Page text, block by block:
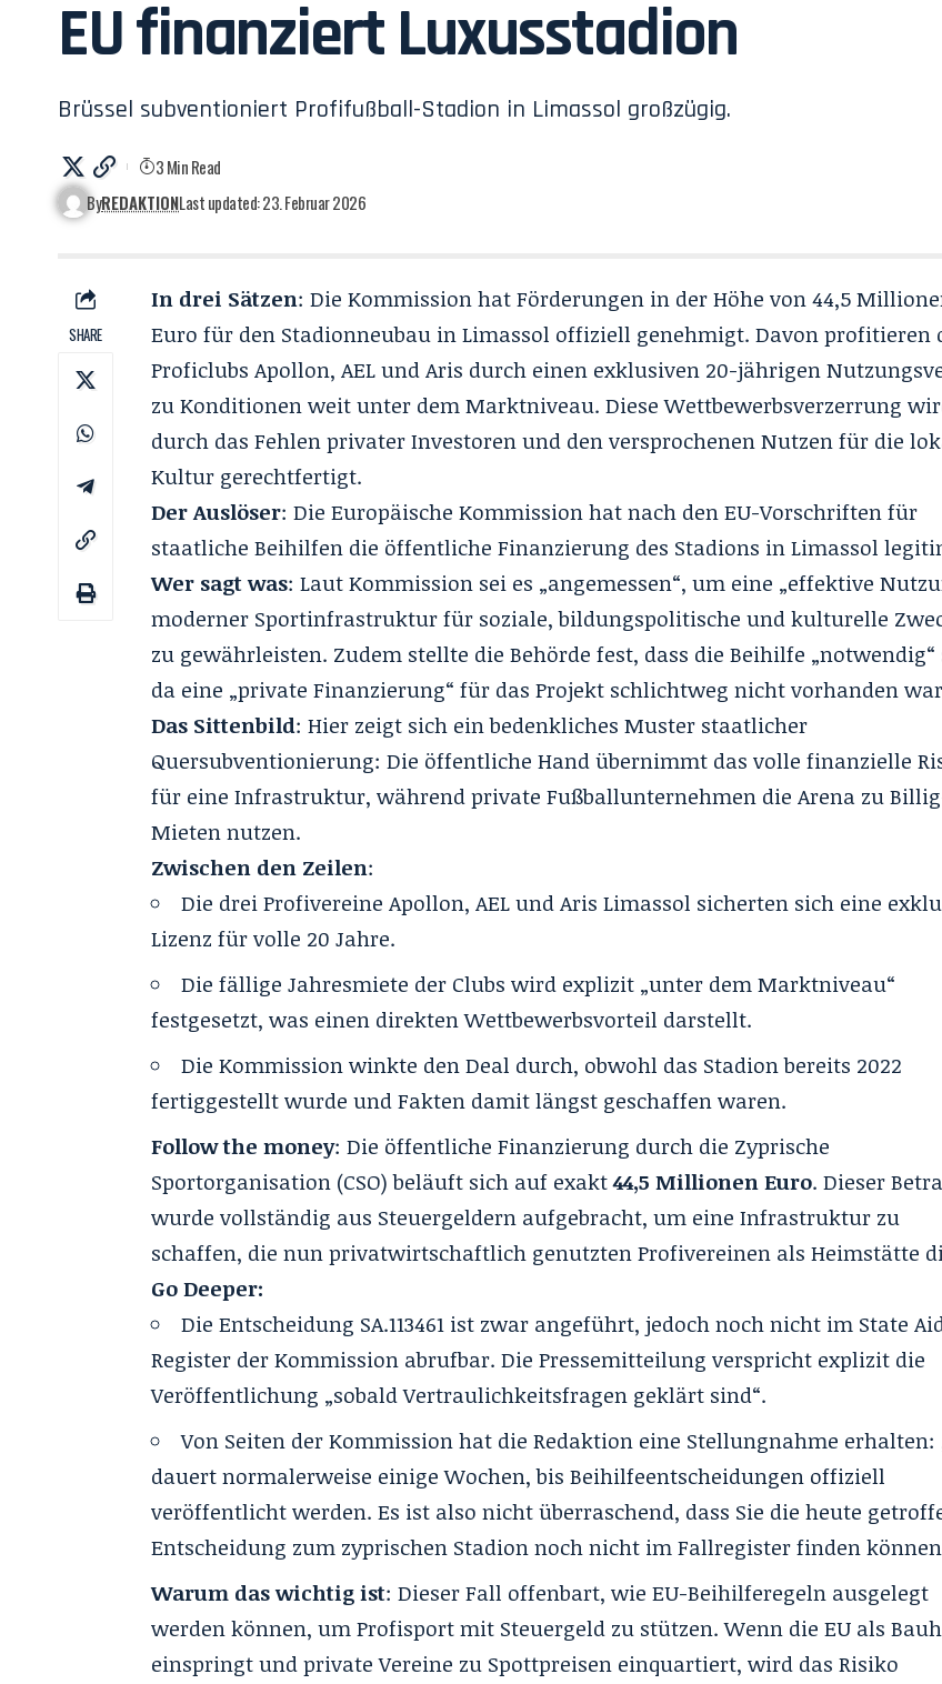
EU finanziert Luxusstadion
Brüssel subventioniert Profifußball-Stadion in Limassol großzügig.
ByREDAKTIONLast updated: 23. Februar 2026
3 Min Read
SHARE
In drei Sätzen: Die Kommission hat Förderungen in der Höhe von 44,5
Euro für den Stadionneubau in Limassol offiziell genehmigt. Davon profitieren
Proficlubs Apollon, AEL und Aris durch einen exklusiven 20-jährigen
zu Konditionen weit unter dem Marktniveau. Diese Wettbewerbsverzerrung
durch das Fehlen privater Investoren und den versprochenen Nutzen für die
Kultur gerechtfertigt.
Der Auslöser: Die Europäische Kommission hat nach den EU-Vorschriften für
staatliche Beihilfen die öffentliche Finanzierung des Stadions in Limassol
Wer sagt was: Laut Kommission sei es „angemessen“, um eine „effektive
moderner Sportinfrastruktur für soziale, bildungspolitische und kulturelle
zu gewährleisten. Zudem stellte die Behörde fest, dass die Beihilfe „notwendig“
da eine „private Finanzierung“ für das Projekt schlichtweg nicht vorhanden
Das Sittenbild: Hier zeigt sich ein bedenkliches Muster staatlicher
Quersubventionierung: Die öffentliche Hand übernimmt das volle finanzielle
für eine Infrastruktur, während private Fußballunternehmen die Arena zu
Mieten nutzen.
Zwischen den Zeilen:
Die drei Profivereine Apollon, AEL und Aris Limassol sicherten sich eine
Lizenz für volle 20 Jahre.
Die fällige Jahresmiete der Clubs wird explizit „unter dem Marktniveau“
festgesetzt, was einen direkten Wettbewerbsvorteil darstellt.
Die Kommission winkte den Deal durch, obwohl das Stadion bereits 2022
fertiggestellt wurde und Fakten damit längst geschaffen waren.
Follow the money: Die öffentliche Finanzierung durch die Zyprische
Sportorganisation (CSO) beläuft sich auf exakt44,5 Millionen Euro. Dieser
wurde vollständig aus Steuergeldern aufgebracht, um eine Infrastruktur zu
schaffen, die nun privatwirtschaftlich genutzten Profivereinen als Heimstätte
Go Deeper:
DieEntscheidung SA.113461 ist zwar angeführt, jedoch noch nicht im State
Register der Kommission abrufbar. Die Pressemitteilung verspricht explizit die
Veröffentlichung „sobald Vertraulichkeitsfragen geklärt sind“.
Von Seiten der Kommission hat die Redaktion eine Stellungnahme erhalten:
dauert normalerweise einige Wochen, bis Beihilfeentscheidungen offiziell
veröffentlicht werden. Es ist also nicht überraschend, dass Sie die heute
Entscheidung zum zyprischen Stadion noch nicht im Fallregister finden
Warum das wichtig ist: Dieser Fall offenbart, wie EU-Beihilferegeln ausgelegt
werden können, um Profisport mit Steuergeld zu stützen. Wenn die EU als
einspringt und private Vereine zu Spottpreisen einquartiert, wird das Risiko